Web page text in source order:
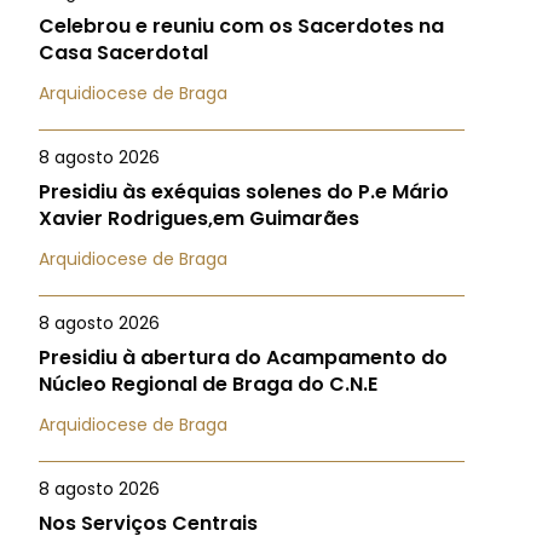
Celebrou e reuniu com os Sacerdotes na
Casa Sacerdotal
Arquidiocese de Braga
8 agosto 2026
Presidiu às exéquias solenes do P.e Mário
Xavier Rodrigues,em Guimarães
Arquidiocese de Braga
8 agosto 2026
Presidiu à abertura do Acampamento do
Núcleo Regional de Braga do C.N.E
Arquidiocese de Braga
8 agosto 2026
Nos Serviços Centrais